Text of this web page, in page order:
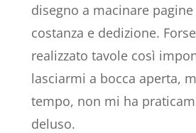
disegno a macinare
costanza e dedizione.
realizzato tavole così
lasciarmi a bocca aperta,
tempo, non mi ha
deluso.